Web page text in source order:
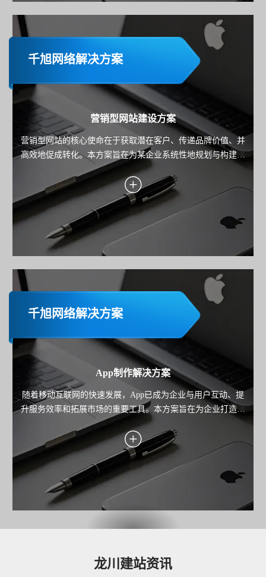
千旭网络解决方案
营销型网站建设方案
营销型网站的核心使命在于获取潜在客户、传递品牌价值、并
高效地促成转化。本方案旨在为某企业系统性地规划与构建一
个以数据驱动、以用户为中心、以转化为导向的高性能营销平
台。方案将深入阐述从目标设定、用户洞察、转化引擎设计到
技术实现与持续优化的全链路策略，确保每一分投入都能带来
可衡量的业务回报。
千旭网络解决方案
App制作解决方案
随着移动互联网的快速发展，App已成为企业与用户互动、提
升服务效率和拓展市场的重要工具。本方案旨在为企业打造一
款高性能、用户体验优秀且功能完善的移动应用，覆盖业务场
景需求，助力企业实现用户增长、服务优化与商业价值转化。
龙川建站资讯